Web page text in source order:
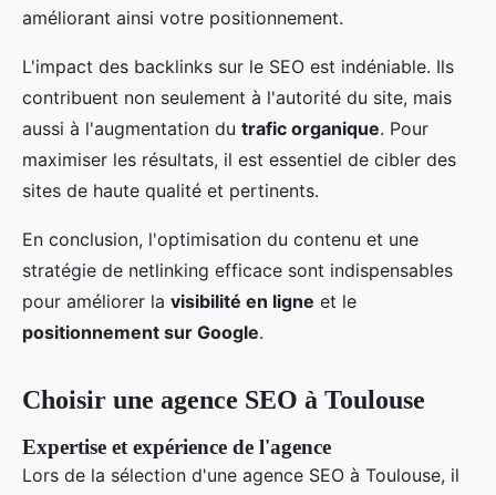
améliorant ainsi votre positionnement.
L'impact des backlinks sur le SEO est indéniable. Ils
contribuent non seulement à l'autorité du site, mais
aussi à l'augmentation du trafic organique. Pour
maximiser les résultats, il est essentiel de cibler des
sites de haute qualité et pertinents.
En conclusion, l'optimisation du contenu et une
stratégie de netlinking efficace sont indispensables
pour améliorer la visibilité en ligne et le
positionnement sur Google.
Choisir une agence SEO à Toulouse
Expertise et expérience de l'agence
Lors de la sélection d'une agence SEO à Toulouse, il